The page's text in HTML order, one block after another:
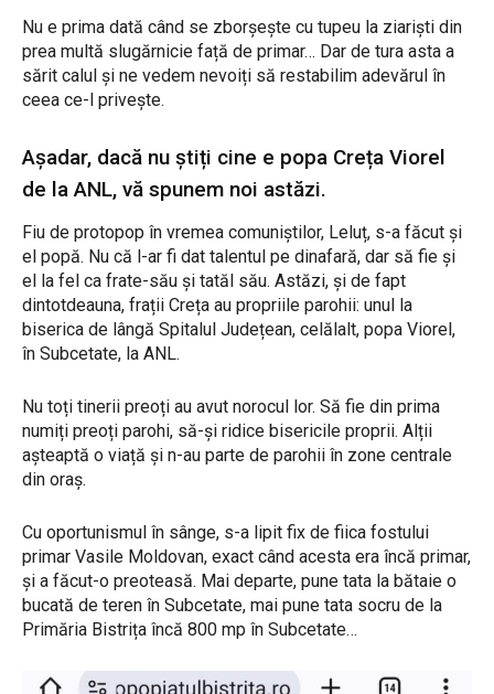
Nu e prima dată când se zborșește cu tupeu la ziariști din
prea multă slugărnicie față de primar… Dar de tura asta a
sărit calul și ne vedem nevoiți să restabilim adevărul în
ceea ce-l privește.
Așadar, dacă nu știți cine e popa Creța Viorel
de la ANL, vă spunem noi astăzi.
Fiu de protopop în vremea comuniștilor, Leluț, s-a făcut și
el popă. Nu că l-ar fi dat talentul pe dinafară, dar să fie și
el la fel ca frate-său și tatăl său. Astăzi, și de fapt
dintotdeauna, frații Creța au propriile parohii: unul la
biserica de lângă Spitalul Județean, celălalt, popa Viorel,
în Subcetate, la ANL.
Nu toți tinerii preoți au avut norocul lor. Să fie din prima
numiți preoți parohi, să-și ridice bisericile proprii. Alții
așteaptă o viață și n-au parte de parohii în zone centrale
din oraș.
Cu oportunismul în sânge, s-a lipit fix de fiica fostului
primar Vasile Moldovan, exact când acesta era încă primar,
și a făcut-o preoteasă. Mai departe, pune tata la bătaie o
bucată de teren în Subcetate, mai pune tata socru de la
Primăria Bistrița încă 800 mp în Subcetate…